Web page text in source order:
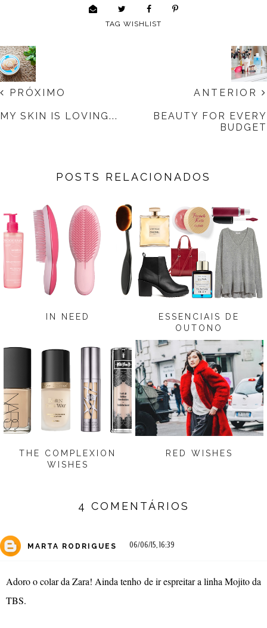
TAG WISHLIST
ANTERIOR
BEAUTY FOR EVERY
BUDGET
PRÓXIMO
MY SKIN IS LOVING...
POSTS RELACIONADOS
IN NEED
ESSENCIAIS DE
OUTONO
THE COMPLEXION
WISHES
RED WISHES
4 COMENTÁRIOS
MARTA RODRIGUES 06/06/15, 16:39
Adoro o colar da Zara! Ainda tenho de ir espreitar a linha Mojito da
TBS.